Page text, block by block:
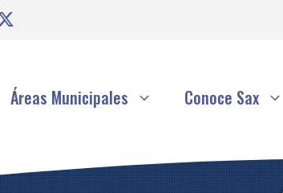
Áreas Municipales Conoce Sax